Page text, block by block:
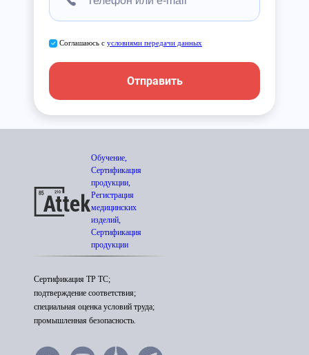
Соглашаюсь с условиями передачи данных
Отправить
Обучение,
Сертификация
продукции,
Регистрация
медицинских
изделий,
Сертификация
продукции
Сертификация ТР ТС;
подтверждение соответствия;
специальная оценка условий труда;
промышленная безопасность.